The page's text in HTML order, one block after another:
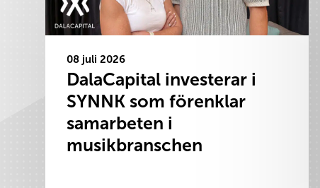
08 juli 2026
DalaCapital investerar i
SYNNK som förenklar
samarbeten i
musikbranschen